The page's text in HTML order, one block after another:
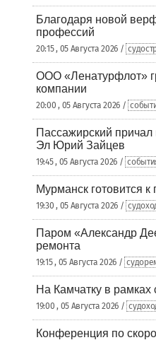
Благодаря новой
профессий
20:15 , 05 Августа 2026 /
ООО «Ленатурфлот»
компании
20:00 , 05 Августа 2026 /
Пассажирский
Эл Юрий Зайцев
19:45 , 05 Августа 2026 /
Мурманск готовится
19:30 , 05 Августа 2026 /
Паром «Александр
ремонта
19:15 , 05 Августа 2026 /
На Камчатку в рамках
19:00 , 05 Августа 2026 /
Конференция по